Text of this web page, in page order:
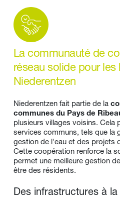
La communauté de
réseau solide pour les
Niederentzen
Niederentzen fait partie de la
communes du Pays de
plusieurs villages voisins. Cela
services communs, tels que la
gestion de l'eau et des projets
Cette coopération renforce la
permet une meilleure gestion
être des résidents.
Des infrastructures à